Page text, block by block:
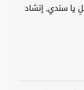
يا سندي, إنشاد